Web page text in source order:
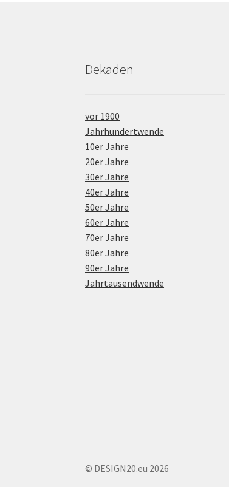
Dekaden
vor 1900
Jahrhundertwende
10er Jahre
20er Jahre
30er Jahre
40er Jahre
50er Jahre
60er Jahre
70er Jahre
80er Jahre
90er Jahre
Jahrtausendwende
© DESIGN20.eu 2026